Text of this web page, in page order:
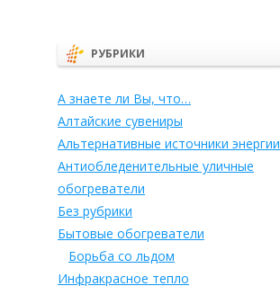
РУБРИКИ
А знаете ли Вы, что…
Алтайские сувениры
Альтернативные источники энергии
Антиобледенительные уличные
обогреватели
Без рубрики
Бытовые обогреватели
Борьба со льдом
Инфракрасное тепло